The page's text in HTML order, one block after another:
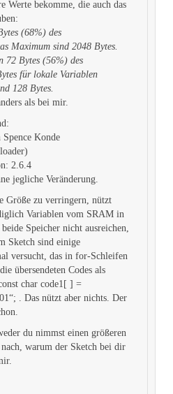
Werte bekomme, die auch das
(68%) des
Maximum sind 2048 Bytes.
72 Bytes (56%) des
für lokale Variablen
128 Bytes.
als bei mir.
Konde
2.6.4
jegliche Veränderung.
Größe zu verringern, nützt
Variablen vom SRAM in
Speicher nicht ausreichen,
Sketch sind einige
versucht, das in for-Schleifen
übersendeten Codes als
char code1[ ] =
. Das nützt aber nichts. Der
du nimmst einen größeren
warum der Sketch bei dir